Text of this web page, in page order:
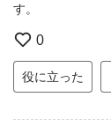
す。
0
役に立った